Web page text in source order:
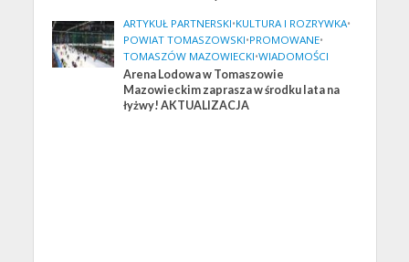
ARTYKUŁ PARTNERSKI•KULTURA I ROZRYWKA•
POWIAT TOMASZOWSKI•PROMOWANE•
TOMASZÓW MAZOWIECKI•WIADOMOŚCI
Arena Lodowa w Tomaszowie
Mazowieckim zaprasza w środku lata na
łyżwy! AKTUALIZACJA